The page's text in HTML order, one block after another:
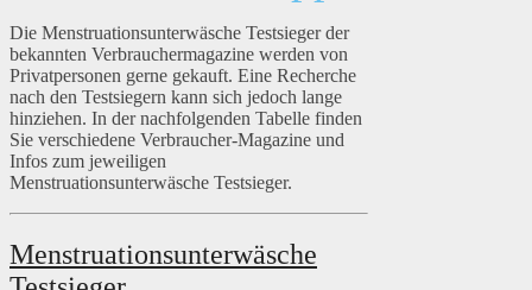
Die Menstruationsunterwäsche Testsieger der
bekannten Verbrauchermagazine werden von
Privatpersonen gerne gekauft. Eine Recherche
nach den Testsiegern kann sich jedoch lange
hinziehen. In der nachfolgenden Tabelle finden
Sie verschiedene Verbraucher-Magazine und
Infos zum jeweiligen
Menstruationsunterwäsche Testsieger.
Menstruationsunterwäsche